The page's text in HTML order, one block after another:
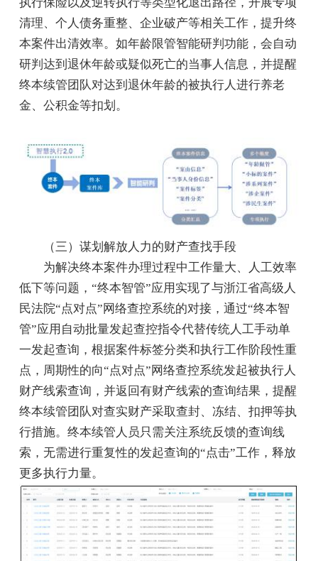
清理、个人债务重整、企业破产等相关工作，提升终
本案件出清效率。如年龄限管智能研判功能，会自动
研判达到退休年龄或疑似死亡的当事人信息，并提醒
终本续管团队对达到退休年龄的被执行人进行养老
金、公积金等扣划。
（三）谋划解放人力的财产查找手段
为解决终本案件办理过程中工作量大、人工效率
低下等问题，“终本智管”应用实现了与浙江省高级人
民法院“点对点”网络查控系统的对接，通过“终本智
管”应用自动批量发起查控指令代替传统人工手动单
一发起查询，根据案件标签分类和执行工作阶段性重
点，周期性的向“点对点”网络查控系统发起被执行人
财产线索查询，并返回有财产线索的查询结果，提醒
终本续管团队对查实财产采取查封、冻结、扣押等执
行措施。终本续管人员只需关注系统反馈的查询线
索，无需进行重复性的发起查询的“点击”工作，释放
更多执行力量。